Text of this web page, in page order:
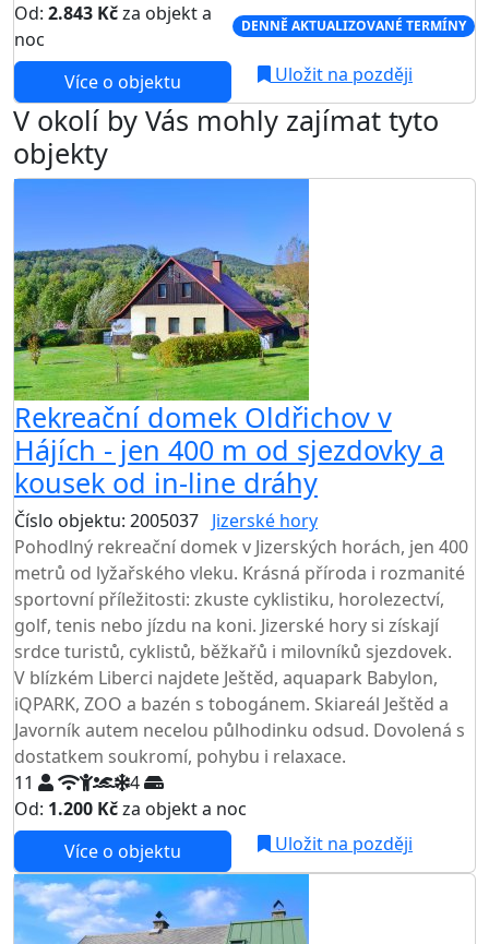
Od: 2.843 Kčza objekt a
noc
DENNĚ AKTUALIZOVANÉ TERMÍNY
Více o objektu Uložit na později
V okolí by Vás mohly zajímat tyto
objekty
Rekreační domek Oldřichov v
Hájích - jen 400 m od sjezdovky a
kousek od in-line dráhy
Číslo objektu: 2005037 Jizerské hory
Pohodlný rekreační domek v Jizerských horách, jen 400
metrů od lyžařského vleku. Krásná příroda i rozmanité
sportovní příležitosti: zkuste cyklistiku, horolezectví,
golf, tenis nebo jízdu na koni. Jizerské hory si získají
srdce turistů, cyklistů, běžkařů i milovníků sjezdovek.
V blízkém Liberci najdete Ještěd, aquapark Babylon,
iQPARK, ZOO a bazén s tobogánem. Skiareál Ještěd a
Javorník autem necelou půlhodinku odsud. Dovolená s
dostatkem soukromí, pohybu i relaxace.
11
4
Od: 1.200 Kčza objekt a noc
Více o objektu Uložit na později